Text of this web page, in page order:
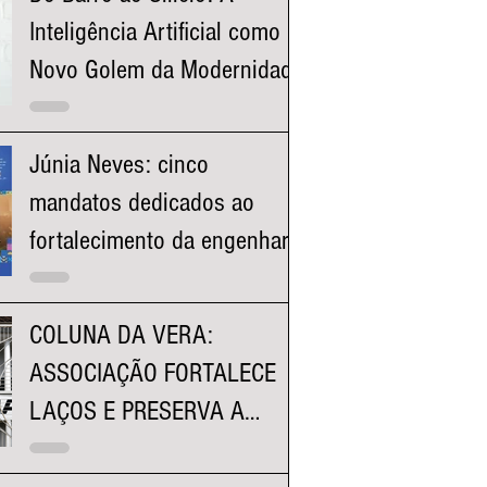
Inteligência Artificial como o
Novo Golem da Modernidade
Júnia Neves: cinco
mandatos dedicados ao
fortalecimento da engenharia
e à valorização dos
COLUNA DA VERA:
ASSOCIAÇÃO FORTALECE
LAÇOS E PRESERVA A
HISTÓRIA DA FACULDADE